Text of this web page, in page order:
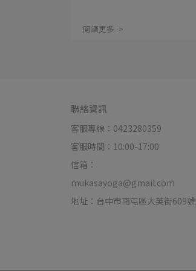
閱讀更多 ->
聯絡資訊
客服專線：0423280359
客服時間：10:00-17:00
信箱：
mukasayoga@gmail.com
地址：台中市南屯區大英街609號